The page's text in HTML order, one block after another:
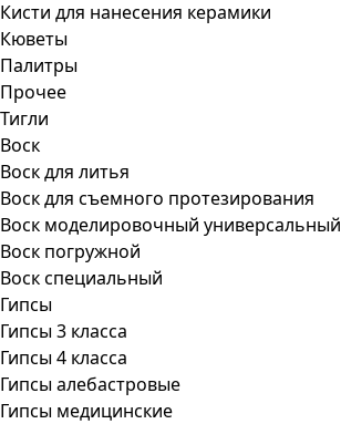
Кисти для нанесения керамики
Кюветы
Палитры
Прочее
Тигли
Воск
Воск для литья
Воск для съемного протезирования
Воск моделировочный универсальный
Воск погружной
Воск специальный
Гипсы
Гипсы 3 класса
Гипсы 4 класса
Гипсы алебастровые
Гипсы медицинские